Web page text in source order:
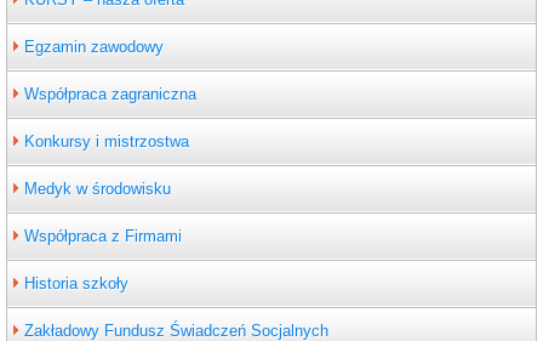
Egzamin zawodowy
Współpraca zagraniczna
Konkursy i mistrzostwa
Medyk w środowisku
Współpraca z Firmami
Historia szkoły
Zakładowy Fundusz Świadczeń Socjalnych